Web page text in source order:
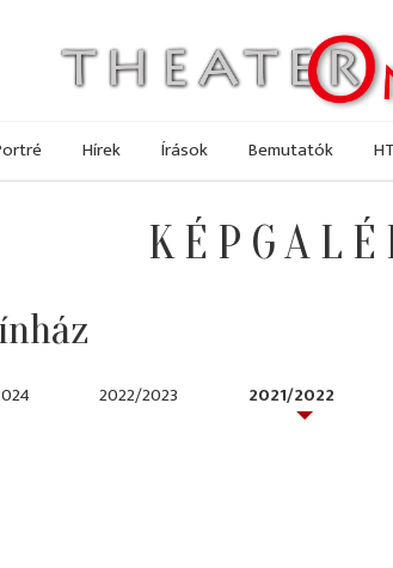
Hírek Írások Bemutatók
2022/2023 2021/2022